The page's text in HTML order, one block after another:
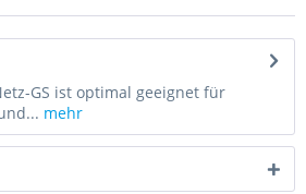
GS ist optimal geeignet für
mehr